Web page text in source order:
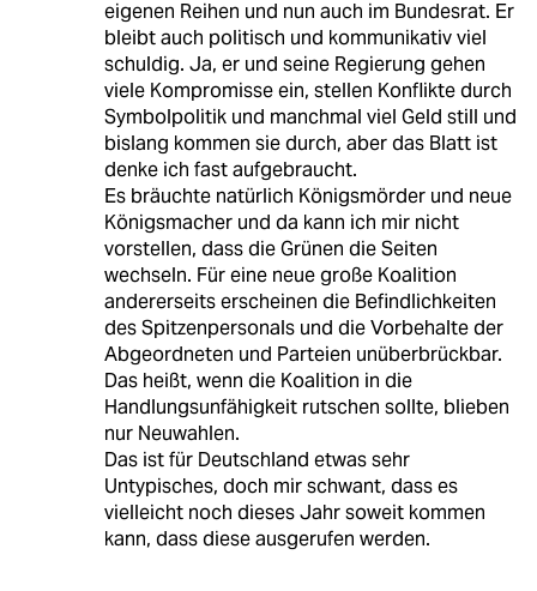
eigenen Reihen und nun auch im Bundesrat. Er
bleibt auch politisch und kommunikativ viel
schuldig. Ja, er und seine Regierung gehen
viele Kompromisse ein, stellen Konflikte durch
Symbolpolitik und manchmal viel Geld still und
bislang kommen sie durch, aber das Blatt ist
denke ich fast aufgebraucht.
Es bräuchte natürlich Königsmörder und neue
Königsmacher und da kann ich mir nicht
vorstellen, dass die Grünen die Seiten
wechseln. Für eine neue große Koalition
andererseits erscheinen die Befindlichkeiten
des Spitzenpersonals und die Vorbehalte der
Abgeordneten und Parteien unüberbrückbar.
Das heißt, wenn die Koalition in die
Handlungsunfähigkeit rutschen sollte, blieben
nur Neuwahlen.
Das ist für Deutschland etwas sehr
Untypisches, doch mir schwant, dass es
vielleicht noch dieses Jahr soweit kommen
kann, dass diese ausgerufen werden.